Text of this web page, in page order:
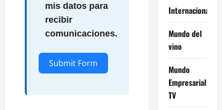
mis datos para
recibir
comunicaciones.
Submit Form
Internacional
Mundo del
vino
Mundo
Empresarial
TV